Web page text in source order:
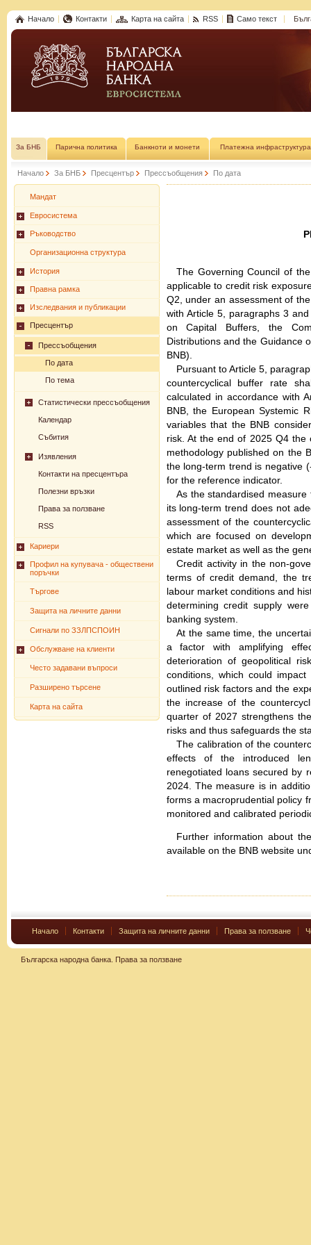
Начало Контакти Карта на сайта RSS Само текст
За БНБ Парична политика Банкноти и монети Платежна инфраструктура
Начало За БНБ Пресцентър Прессъобщения По дата
Мандат
Евросистема
Ръководство
Организационна структура
История
Правна рамка
Изследвания и публикации
Пресцентър
Прессъобщения
По дата
По тема
Статистически прессъобщения
Календар
Събития
Изявления
Контакти на пресцентъра
Полезни връзки
Права за ползване
RSS
Кариери
Профил на купувача - обществени
поръчки
Търгове
Защита на личните данни
Сигнали по ЗЗЛПСПОИН
Обслужване на клиенти
Често задавани въпроси
Разширено търсене
Карта на сайта
The Governing Council of
applicable to credit risk
Q2, under an assessment of
with Article 5, paragraphs 3
on Capital Buffers, the
Distributions and the Guidance
BNB).
Pursuant to Article 5,
countercyclical buffer rate
calculated in accordance with
BNB, the European Systemic
variables that the BNB
risk. At the end of 2025 Q4 the
methodology published on the
the long-term trend is negative
for the reference indicator.
As the standardised
its long-term trend does not
assessment of the
which are focused on
estate market as well as the
Credit activity in the non-
terms of credit demand, the
labour market conditions and
determining credit supply
banking system.
At the same time, the
a factor with amplifying
deterioration of geopolitical
conditions, which could
outlined risk factors and the
the increase of the
quarter of 2027 strengthens
risks and thus safeguards the
The calibration of the
effects of the introduced
renegotiated loans secured by
2024. The measure is in
forms a macroprudential policy
monitored and calibrated
Further information about
available on the BNB website
Начало Контакти Защита на личните данни Права за ползване
Българска народна банка. Права за ползване